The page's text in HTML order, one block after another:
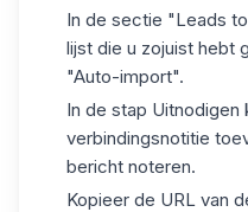
In de sectie "Leads
lijst die u zojuist hebt
"Auto-import".
In de stap Uitnodigen
verbindingsnotitie
bericht noteren.
Kopieer de URL van